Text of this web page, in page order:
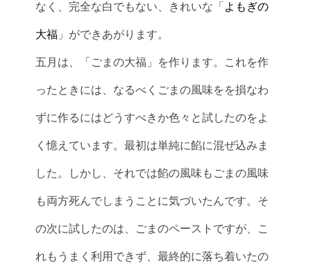
なく、完全な白でもない、きれいな「 よもぎの
大福」ができあがります。
五月は、「ごまの大福」を作ります。これを作
ったときには、なるべくごまの風味をを損なわ
ずに作るにはどうすべきか色々と試したのをよ
く憶えています。最初は単純に餡に混ぜ込みま
した。しかし、それでは餡の風味もごまの風味
も両方死んでしまうことに気づいたんです。そ
の次に試したのは、ごまのペーストですが、こ
れもうまく利用できず、最終的に落ち着いたの